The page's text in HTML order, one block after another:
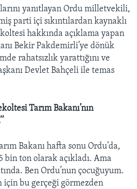
yanıtlayan Ordu milletvekili,
parti içi sıkıntılardan kaynaklı
hakkında açıklama yapan
Bekir Pakdemirli’ye dönük
rahatsızlık yarattığını ve
Devlet Bahçeli ile temas
Tarım Bakanı’nın
Bakanı hafta sonu Ordu’da,
bin ton olarak açıkladı. Ama
Ben Ordu’nun çocuğuyum.
bu gerçeği görmezden